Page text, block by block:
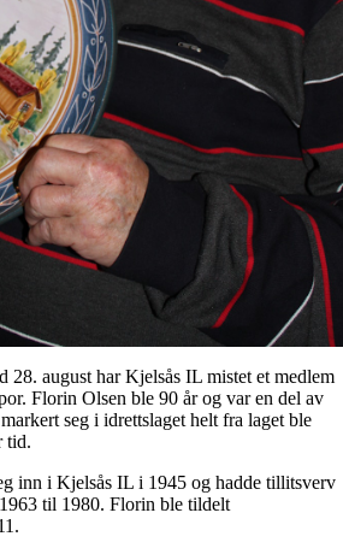
28. august har Kjelsås IL mistet et medlem
Florin Olsen ble 90 år og var en del av
seg i idrettslaget helt fra laget ble
tid.
inn i Kjelsås IL i 1945 og hadde tillitsverv
til 1980. Florin ble tildelt